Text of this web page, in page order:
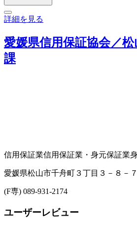
詳細を見る
愛媛県信用保証協会／
課
信用保証業信用保証業・身元保証業
愛媛県松山市千舟町３丁目３－８－
(F専) 089-931-2174
ユーザーレビュー